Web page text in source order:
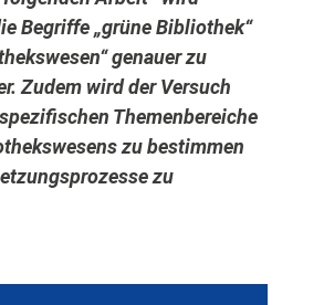
Begriffe „grüne Bibliothek“
genauer zu
Zudem wird der Versuch
Themenbereiche
zu bestimmen
zu